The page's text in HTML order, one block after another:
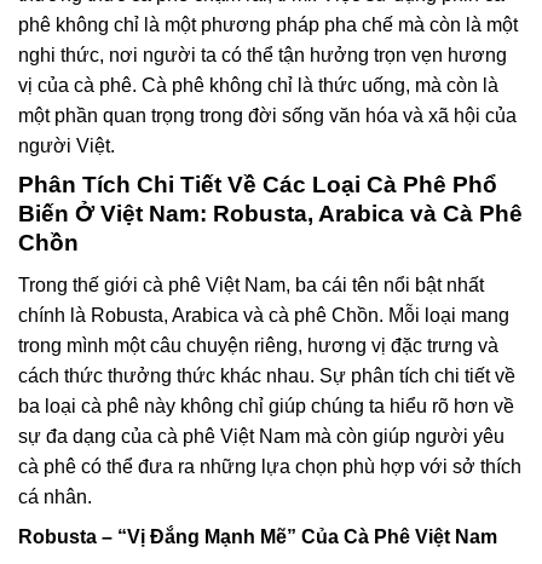
phê không chỉ là một phương pháp pha chế mà còn là một
nghi thức, nơi người ta có thể tận hưởng trọn vẹn hương
vị của cà phê. Cà phê không chỉ là thức uống, mà còn là
một phần quan trọng trong đời sống văn hóa và xã hội của
người Việt.
Phân Tích Chi Tiết Về Các Loại Cà Phê Phổ
Biến Ở Việt Nam: Robusta, Arabica và Cà Phê
Chồn
Trong thế giới cà phê Việt Nam, ba cái tên nổi bật nhất
chính là Robusta, Arabica và cà phê Chồn. Mỗi loại mang
trong mình một câu chuyện riêng, hương vị đặc trưng và
cách thức thưởng thức khác nhau. Sự phân tích chi tiết về
ba loại cà phê này không chỉ giúp chúng ta hiểu rõ hơn về
sự đa dạng của cà phê Việt Nam mà còn giúp người yêu
cà phê có thể đưa ra những lựa chọn phù hợp với sở thích
cá nhân.
Robusta – “Vị Đắng Mạnh Mẽ” Của Cà Phê Việt Nam